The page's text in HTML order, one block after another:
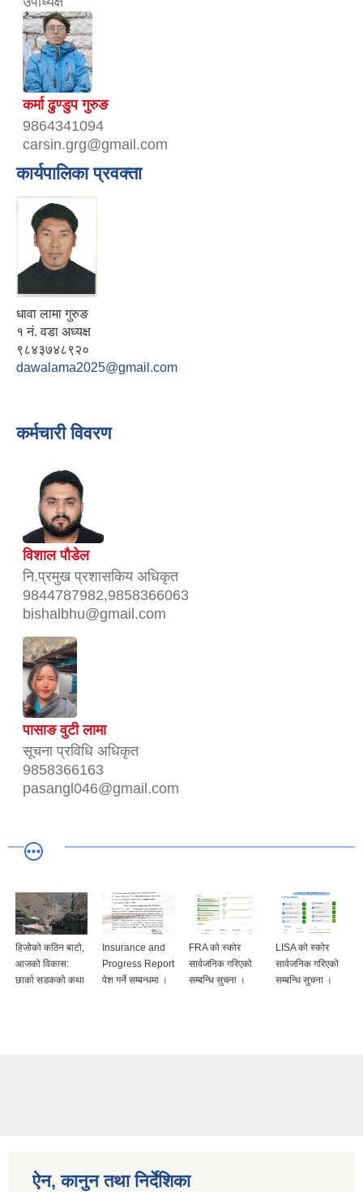
कर्मा ढुण्डुप गुरुङ
9864341094
carsin.grg@gmail.com
कार्यपालिका प्रवक्ता
धावा लामा गुरुङ
१ नं. वडा अध्यक्ष
९८४३७४८९२०
dawalama2025@gmail.com
कर्मचारी विवरण
विशाल पौडेल
नि‍‍‍‍.प्रमुख प्रशासकिय अधिकृत
9844787982,9858366063
bishalbhu@gmail.com
पासाङ वुटी लामा
सूचना प्रविधि अधिकृत
9858366163
pasangl046@gmail.com
हिजोको कठिन बाटो,
आजको विकास:
छार्का सडकको कथा
Insurance and
Progress Report
पेश गर्ने सम्बन्धमा ।
FRA को स्कोर
सार्वजनिक गरिएको
सम्बन्धि सुचना ।
LISA को स्कोर
सार्वजनिक गरिएको
सम्बन्धि सुचना ।
ऐन, कानुन तथा निर्देशिका